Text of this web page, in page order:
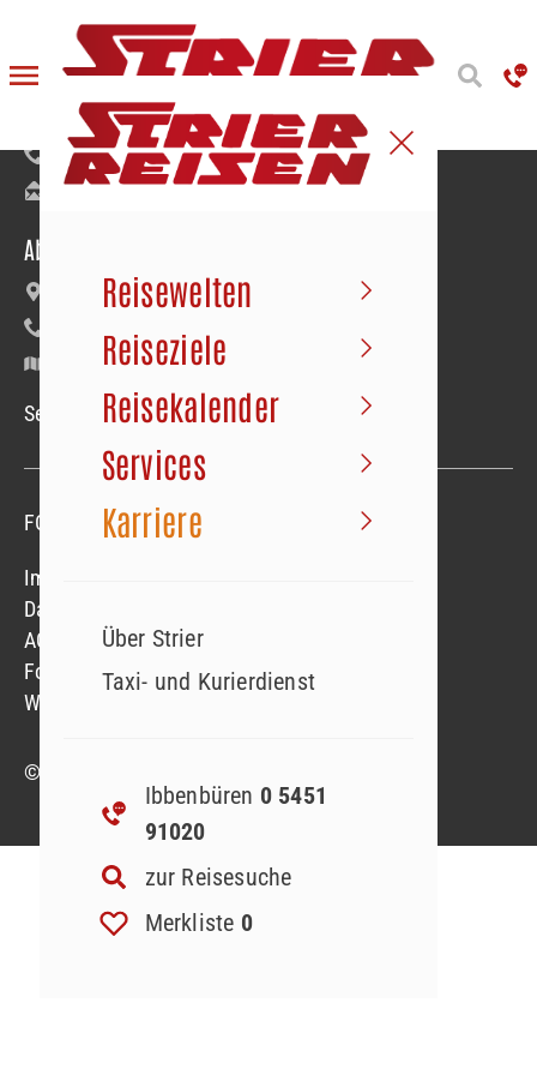
Reisewelten
Reiseziele
Reisekalender
Services
Karriere
Über Strier
Taxi- und Kurierdienst
Ibbenbüren 0 5451
91020
zur Reisesuche
Merkliste 0
Reiseanmeldung
Bäumerstraße 9–11 | 49477 Ibbenbüren
+49 5451 91020
info@strier.de
Abfahrt der Busse
Maybachstraße 22 | Gewerbegebiet Süd
Google Maps
Service-Hotline Mo.–Fr. 09.00–18.00 Uhr
© 2023 Strier Reisen GmbH & Co. KG
Impressum
Datenschutzerklärung
AGB
Formblatt
Widerruf Reiseversicherung
FOLGEN SIE UNS Folgen sie unsFolgen sie uns